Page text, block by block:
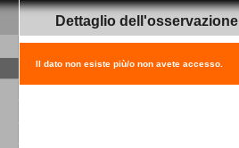
Dettaglio dell'osservazione
Il dato non esiste più/o non avete accesso.